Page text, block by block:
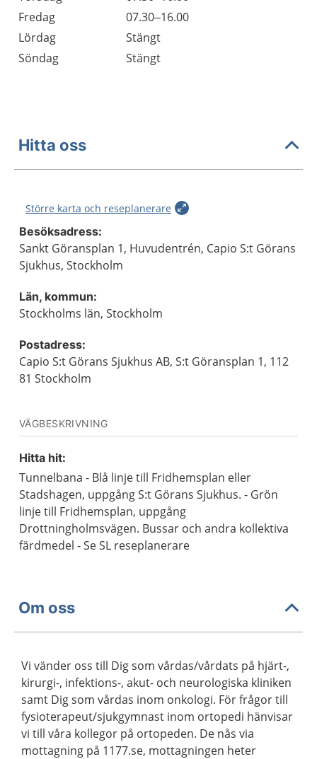
Fredag
07.30–16.00
Lördag
Stängt
Söndag
Stängt
Hitta oss
Större karta och reseplanerare
Besöksadress:
Sankt Göransplan 1, Huvudentrén, Capio S:t Görans
Sjukhus, Stockholm
Län, kommun:
Stockholms län, Stockholm
Postadress:
Capio S:t Görans Sjukhus AB, S:t Göransplan 1, 112
81 Stockholm
VÄGBESKRIVNING
Hitta hit:
Tunnelbana - Blå linje till Fridhemsplan eller
Stadshagen, uppgång S:t Görans Sjukhus. - Grön
linje till Fridhemsplan, uppgång
Drottningholmsvägen. Bussar och andra kollektiva
färdmedel - Se SL reseplanerare
Om oss
Vi vänder oss till Dig som vårdas/vårdats på hjärt-,
kirurgi-, infektions-, akut- och neurologiska kliniken
samt Dig som vårdas inom onkologi. För frågor till
fysioterapeut/sjukgymnast inom ortopedi hänvisar
vi till våra kollegor på ortopeden. De nås via
mottagning på 1177.se, mottagningen heter